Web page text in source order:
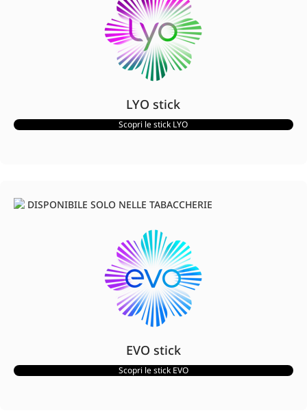
LYO stick
Scopri le stick LYO
DISPONIBILE SOLO NELLE TABACCHERIE
EVO stick
Scopri le stick EVO